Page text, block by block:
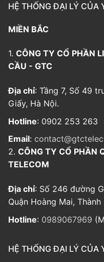
HỆ THỐNG ĐẠI LÝ CỦA
MIỀN BẮC
1. CÔNG TY CỔ PHẦN
CẦU - GTC
Địa chỉ: Tầng 7, Số 49
Giấy, Hà Nội.
Hotline: 0902 253 263
Email:
2. CÔNG TY CỔ PHẦN
TELECOM
Địa chỉ: Số 246 đường
Quận Hoàng Mai,
Hotline: 0989067969
HỆ THỐNG ĐẠI LÝ CỦA